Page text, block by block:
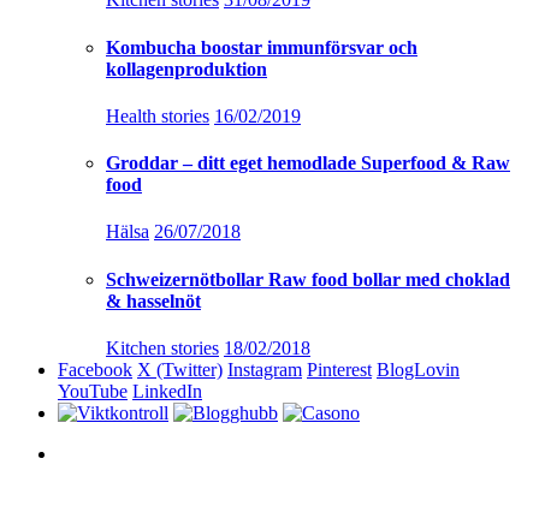
Kombucha boostar immunförsvar och
kollagenproduktion
Health stories 16/02/2019
Groddar – ditt eget hemodlade Superfood & Raw
food
Hälsa 26/07/2018
Schweizernötbollar Raw food bollar med choklad
& hasselnöt
Kitchen stories 18/02/2018
Facebook X (Twitter) Instagram Pinterest BlogLovin
YouTube LinkedIn